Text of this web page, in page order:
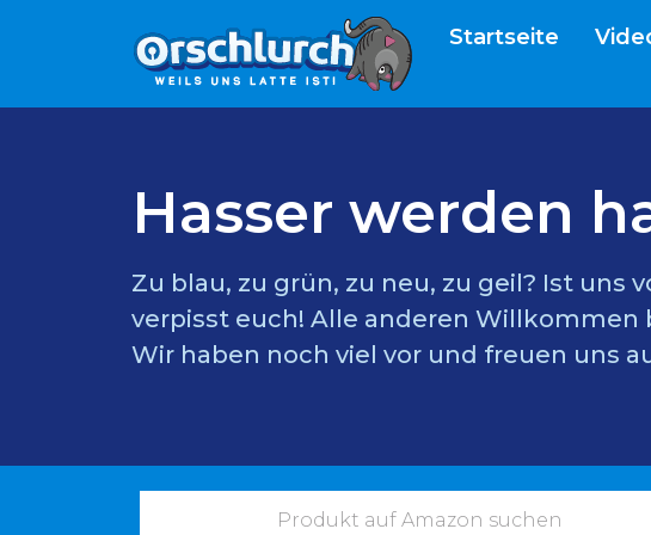
Startseite
Hasser werden
Zu blau, zu grün, zu neu, zu geil? Ist uns
verpisst euch! Alle anderen Willkommen
Wir haben noch viel vor und freuen uns